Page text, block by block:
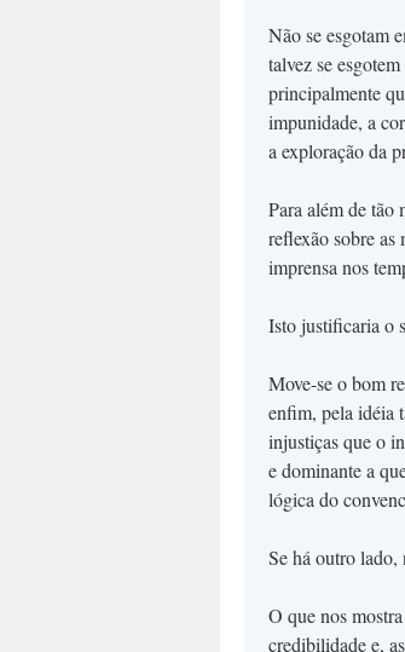
Não se esgotam
talvez se
principalmente
impunidade, a
a exploração da
Para além de tão
reflexão sobre as
imprensa nos
Isto justificaria o
Move-se o bom
enfim, pela idéia
injustiças que o
e dominante a
lógica do
Se há outro lado,
O que nos
credibilidade e,